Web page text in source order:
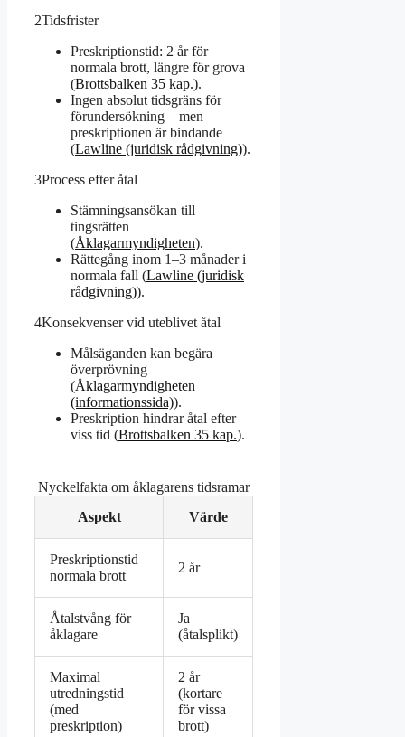
2Tidsfrister
Preskriptionstid: 2 år för
normala brott, längre för grova
(Brottsbalken 35 kap.).
Ingen absolut tidsgräns för
förundersökning – men
preskriptionen är bindande
(Lawline (juridisk rådgivning)).
3Process efter åtal
Stämningsansökan till
tingsrätten
(Åklagarmyndigheten).
Rättegång inom 1–3 månader i
normala fall (Lawline (juridisk
rådgivning)).
4Konsekvenser vid uteblivet åtal
Målsäganden kan begära
överprövning
(Åklagarmyndigheten
(informationssida)).
Preskription hindrar åtal efter
viss tid (Brottsbalken 35 kap.).
Nyckelfakta om åklagarens tidsramar
Aspekt
Värde
Preskriptionstid
normala brott
2 år
Åtalstvång för
åklagare
Ja
(åtalsplikt)
Maximal
utredningstid
(med
preskription)
2 år
(kortare
för vissa
brott)